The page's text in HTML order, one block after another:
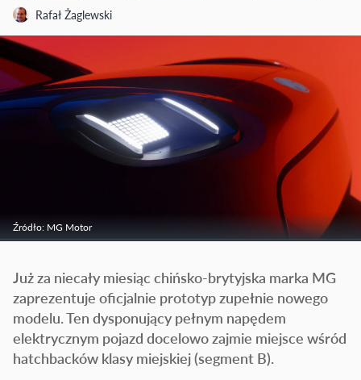
Rafał Żaglewski
Źródło: MG Motor
Już za niecały miesiąc chińsko-brytyjska marka MG
zaprezentuje oficjalnie prototyp zupełnie nowego
modelu. Ten dysponujący pełnym napędem
elektrycznym pojazd docelowo zajmie miejsce wśród
hatchbacków klasy miejskiej (segment B).